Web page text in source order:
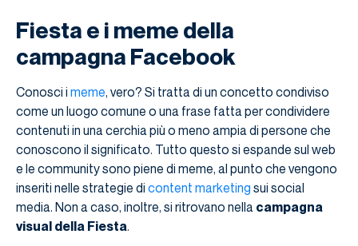
Fiesta e i meme della
campagna Facebook
Conosci i meme, vero? Si tratta di un concetto condiviso
come un luogo comune o una frase fatta per condividere
contenuti in una cerchia più o meno ampia di persone che
conoscono il significato. Tutto questo si espande sul web
e le community sono piene di meme, al punto che vengono
inseriti nelle strategie di content marketing sui social
media. Non a caso, inoltre, si ritrovano nella campagna
visual della Fiesta.